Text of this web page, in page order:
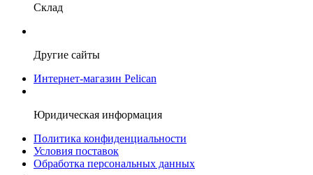
Склад
Другие сайты
Интернет-магазин Pelican
Юридическая информация
Политика конфиденциальности
Условия поставок
Обработка персональных данных